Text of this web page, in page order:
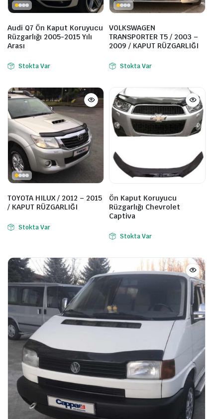
Audi Q7 Ön Kaput Koruyucu
Rüzgarlığı 2005-2015 Yılı
Arası
Stokta Var
VOLKSWAGEN
TRANSPORTER T5 / 2003 –
2009 / KAPUT RÜZGARLIĞI
Stokta Var
TOYOTA HILUX / 2012 – 2015
/ KAPUT RÜZGARLIĞI
Stokta Var
Ön Kaput Koruyucu
Rüzgarlığı Chevrolet
Captiva
Stokta Var